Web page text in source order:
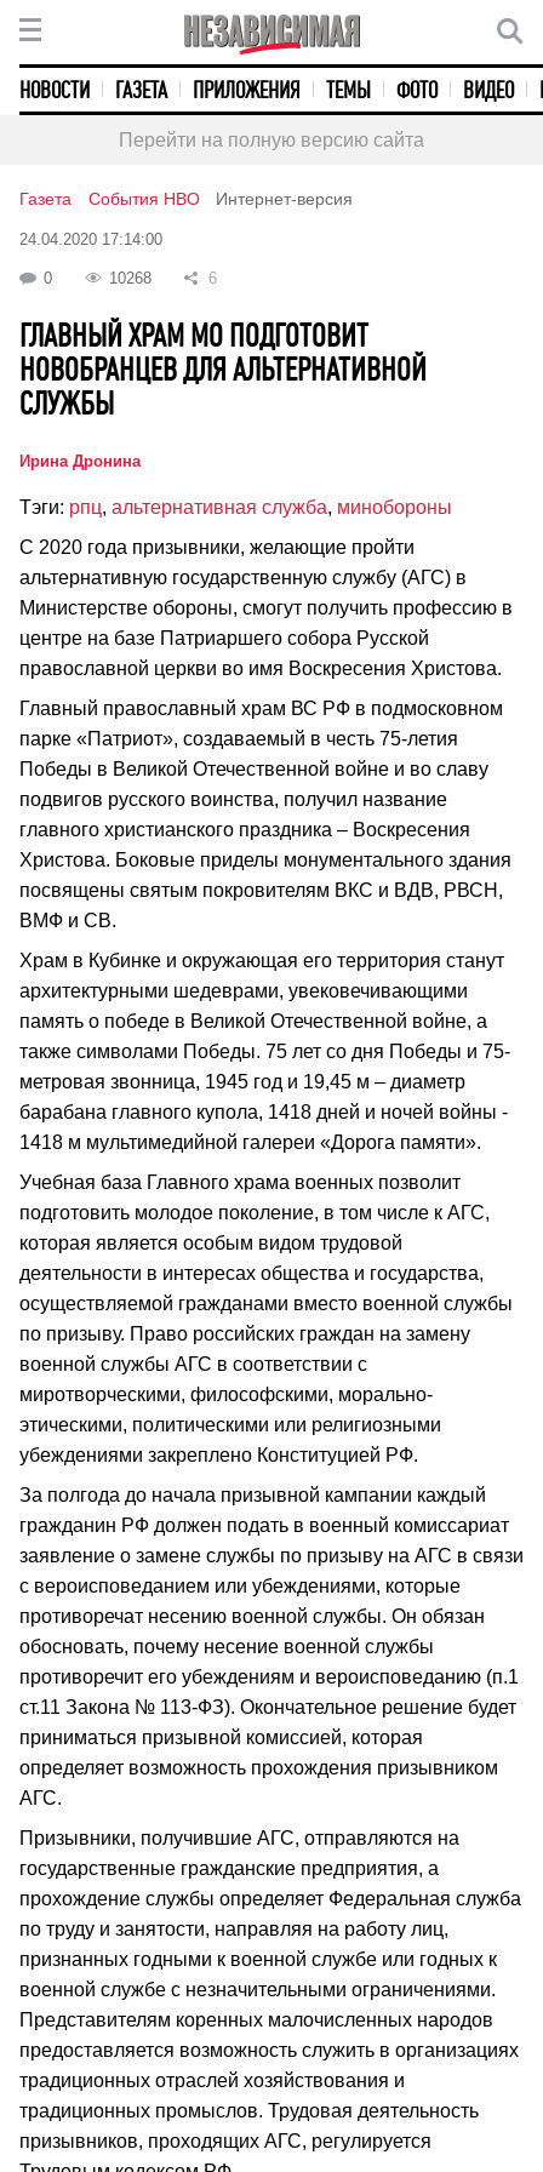
НОВОСТИ ГАЗЕТА ПРИЛОЖЕНИЯ ТЕМЫ ФОТО ВИДЕО
Перейти на полную версию сайта
Газета События НВО Интернет-версия
24.04.2020 17:14:00
0 10268 6
ГЛАВНЫЙ ХРАМ МО ПОДГОТОВИТ
НОВОБРАНЦЕВ ДЛЯ АЛЬТЕРНАТИВНОЙ
СЛУЖБЫ
Ирина Дронина
Тэги: рпц, альтернативная служба, минобороны
С 2020 года призывники, желающие пройти
альтернативную государственную службу (АГС) в
Министерстве обороны, смогут получить профессию в
центре на базе Патриаршего собора Русской
православной церкви во имя Воскресения Христова.
Главный православный храм ВС РФ в подмосковном
парке «Патриот», создаваемый в честь 75-летия
Победы в Великой Отечественной войне и во славу
подвигов русского воинства, получил название
главного христианского праздника – Воскресения
Христова. Боковые приделы монументального здания
посвящены святым покровителям ВКС и ВДВ, РВСН,
ВМФ и СВ.
Храм в Кубинке и окружающая его территория станут
архитектурными шедеврами, увековечивающими
память о победе в Великой Отечественной войне, а
также символами Победы. 75 лет со дня Победы и 75-
метровая звонница, 1945 год и 19,45 м – диаметр
барабана главного купола, 1418 дней и ночей войны -
1418 м мультимедийной галереи «Дорога памяти».
Учебная база Главного храма военных позволит
подготовить молодое поколение, в том числе к АГС,
которая является особым видом трудовой
деятельности в интересах общества и государства,
осуществляемой гражданами вместо военной службы
по призыву. Право российских граждан на замену
военной службы АГС в соответствии с
миротворческими, философскими, морально-
этическими, политическими или религиозными
убеждениями закреплено Конституцией РФ.
За полгода до начала призывной кампании каждый
гражданин РФ должен подать в военный комиссариат
заявление о замене службы по призыву на АГС в связи
с вероисповеданием или убеждениями, которые
противоречат несению военной службы. Он обязан
обосновать, почему несение военной службы
противоречит его убеждениям и вероисповеданию (п.1
ст.11 Закона № 113-ФЗ). Окончательное решение будет
приниматься призывной комиссией, которая
определяет возможность прохождения призывником
АГС.
Призывники, получившие АГС, отправляются на
государственные гражданские предприятия, а
прохождение службы определяет Федеральная служба
по труду и занятости, направляя на работу лиц,
признанных годными к военной службе или годных к
военной службе с незначительными ограничениями.
Представителям коренных малочисленных народов
предоставляется возможность служить в организациях
традиционных отраслей хозяйствования и
традиционных промыслов. Трудовая деятельность
призывников, проходящих АГС, регулируется